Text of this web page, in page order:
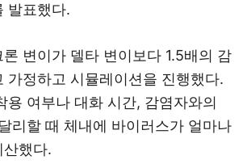
발표했다.
변이가 델타 변이보다 1.5배의 감
가정하고 시뮬레이션을 진행했다.
용 여부나 대화 시간, 감염자와의
리할 때 체내에 바이러스가 얼마나
했다.